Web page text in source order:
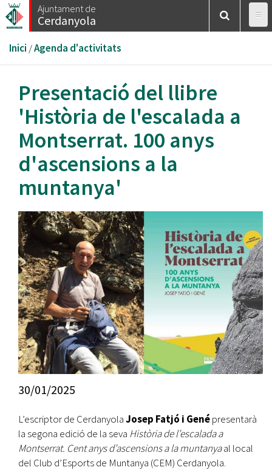
Vés
al
Ajuntament de
Cerdanyola
Esteu
aquí
Inici /Agenda d'activitats
Presentació del llibre
'Història de l'escalada a
Montserrat. 100 anys
d'ascensions a la
muntanya'
30/01/2025
L’escriptor de CerdanyolaJosep Fatjó i Genépresentarà
la segona edició de la seva Història de l’escalada a
Montserrat. Cent anys d’ascensions a la muntanyaal local
del Club d’Esports de Muntanya (CEM) Cerdanyola.